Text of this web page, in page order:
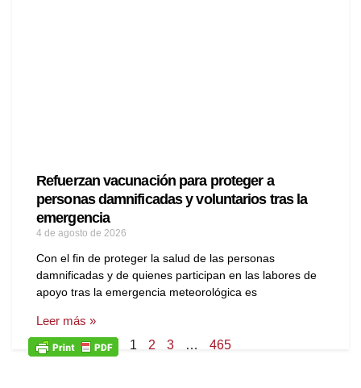
Refuerzan vacunación para proteger a
personas damnificadas y voluntarios tras la
emergencia
4 de agosto de 2026
Con el fin de proteger la salud de las personas
damnificadas y de quienes participan en las labores de
apoyo tras la emergencia meteorológica es
Leer más »
1
2 3 … 465